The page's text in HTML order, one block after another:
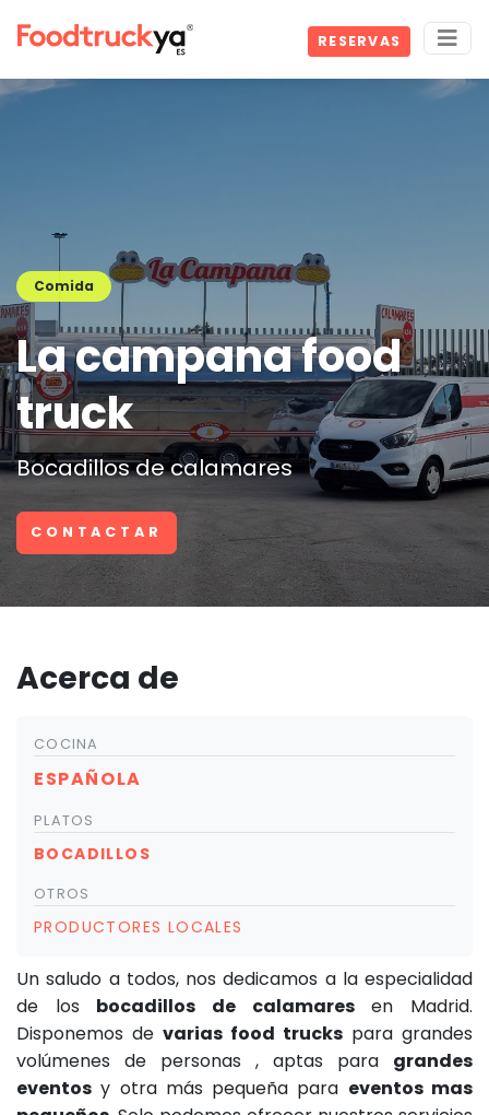
RESERVAS
Comida
La campana food
truck
Bocadillos de calamares
CONTACTAR
Acerca de
COCINA
ESPAÑOLA
PLATOS
BOCADILLOS
OTROS
PRODUCTORES LOCALES
Un saludo a todos, nos dedicamos a la especialidad
de los bocadillos de calamaresen Madrid.
Disponemos de varias food trucks para grandes
volúmenes de personas , aptas para grandes
eventos y otra más pequeña para eventos mas